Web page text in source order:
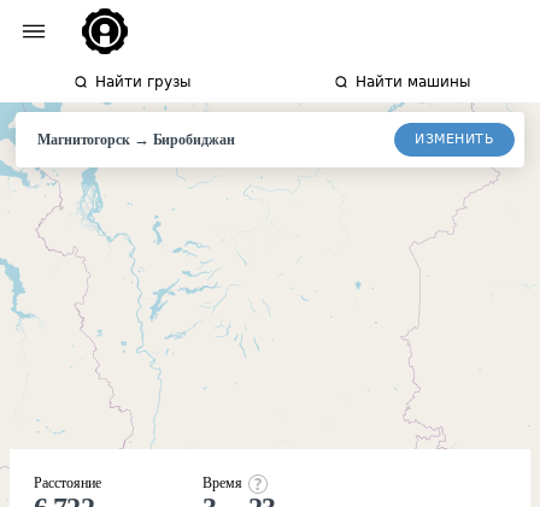
Найти грузы Найти машины
Магнитогорск→ Биробиджан ИЗМЕНИТЬ
Расстояние Время